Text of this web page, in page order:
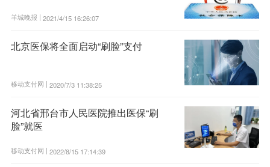
羊城晚报 | 2021/4/15 16:26:07
北京医保将全面启动“刷脸”支付
移动支付网 | 2020/7/3 11:38:25
河北省邢台市人民医院推出医保“刷
脸”就医
移动支付网 | 2022/8/15 17:14:39